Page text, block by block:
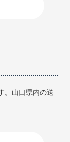
。山口県内の送